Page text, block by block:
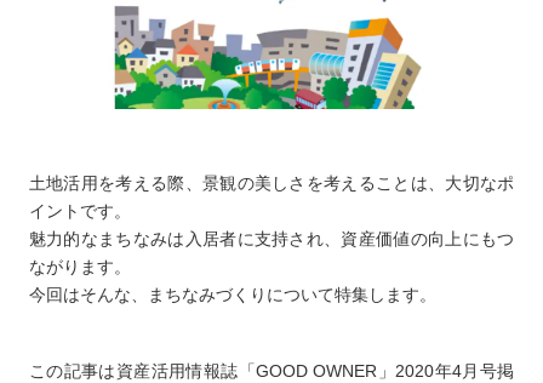
土地活用を考える際、景観の美しさを考えることは、大切なポ
イントです。
魅力的なまちなみは入居者に支持され、資産価値の向上にもつ
ながります。
今回はそんな、まちなみづくりについて特集します。
この記事は資産活用情報誌「GOOD OWNER」2020年4月号掲